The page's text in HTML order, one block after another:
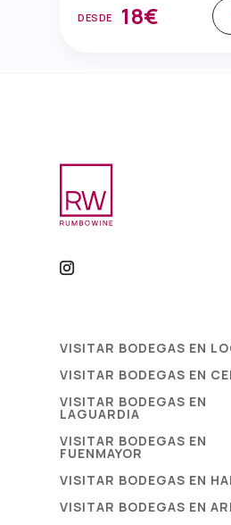
DESDE 18€
VISITAR BODEGAS EN
VISITAR BODEGAS EN
VISITAR BODEGAS EN
LAGUARDIA
VISITAR BODEGAS EN
FUENMAYOR
VISITAR BODEGAS EN
VISITAR BODEGAS EN